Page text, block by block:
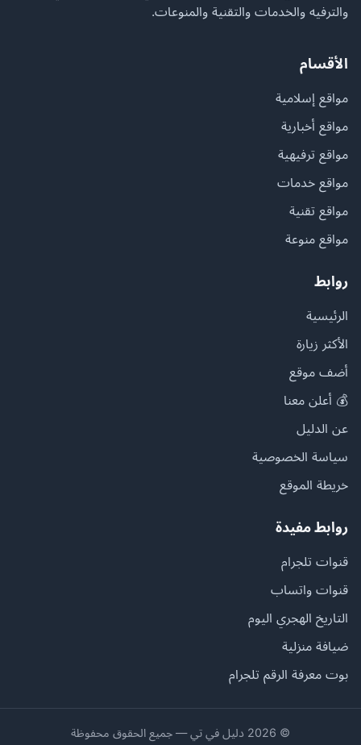
والترفيه والخدمات والتقنية والمنوعات.
الأقسام
مواقع إسلامية
مواقع أخبارية
مواقع ترفيهية
مواقع خدمات
مواقع تقنية
مواقع منوعة
روابط
الرئيسية
الأكثر زيارة
أضف موقع
💰 أعلن معنا
عن الدليل
سياسة الخصوصية
خريطة الموقع
روابط مفيدة
قنوات تلجرام
قنوات واتساب
التاريخ الهجري اليوم
ضيافة منزلية
بوت معرفة الرقم تلجرام
© 2026 دليل في تي — جميع الحقوق محفوظة